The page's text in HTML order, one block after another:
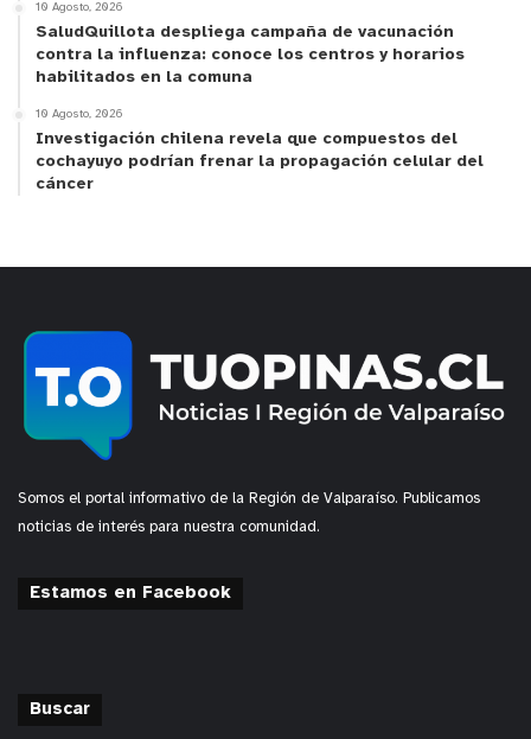
10 Agosto, 2026
SaludQuillota despliega campaña de vacunación
contra la influenza: conoce los centros y horarios
habilitados en la comuna
10 Agosto, 2026
Investigación chilena revela que compuestos del
cochayuyo podrían frenar la propagación celular del
cáncer
Somos el portal informativo de la Región de Valparaíso. Publicamos
noticias de interés para nuestra comunidad.
Estamos en Facebook
Buscar